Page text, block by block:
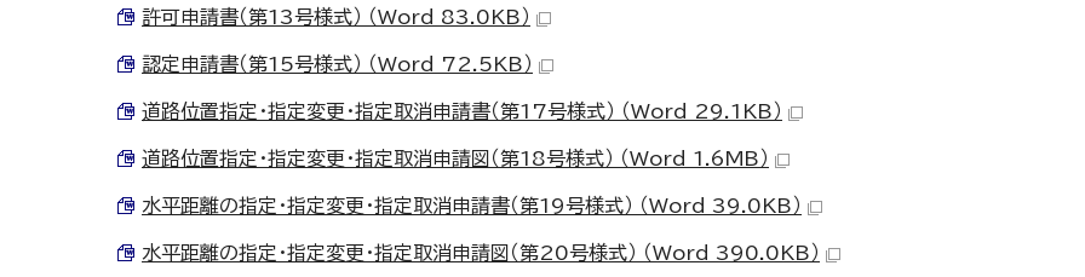
許可申請書（第13号様式） （Word 83.0KB）
認定申請書（第15号様式） （Word 72.5KB）
道路位置指定・指定変更・指定取消申請書（第17号様式） （Word 29.1KB）
道路位置指定・指定変更・指定取消申請図（第18号様式） （Word 1.6MB）
水平距離の指定・指定変更・指定取消申請書（第19号様式） （Word 39.0KB）
水平距離の指定・指定変更・指定取消申請図（第20号様式） （Word 390.0KB）